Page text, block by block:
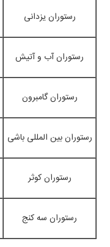
رستوران یزدانی
رستوران آب و آتیش
رستوران گامبرون
رستوران بین المللی باشی
رستوران کوثر
رستوران سه کنج